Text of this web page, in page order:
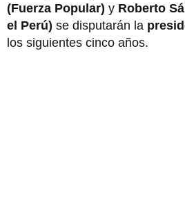
(Fuerza Popular) y Roberto
el Perú) se disputarán la
los siguientes cinco años.